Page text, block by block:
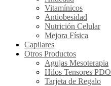
Vitamínicos
Antiobesidad
Nutrición Celular
Mejora Física
Capilares
Otros Productos
Agujas Mesoterapia
Hilos Tensores PDO
Tarjeta de Regalo